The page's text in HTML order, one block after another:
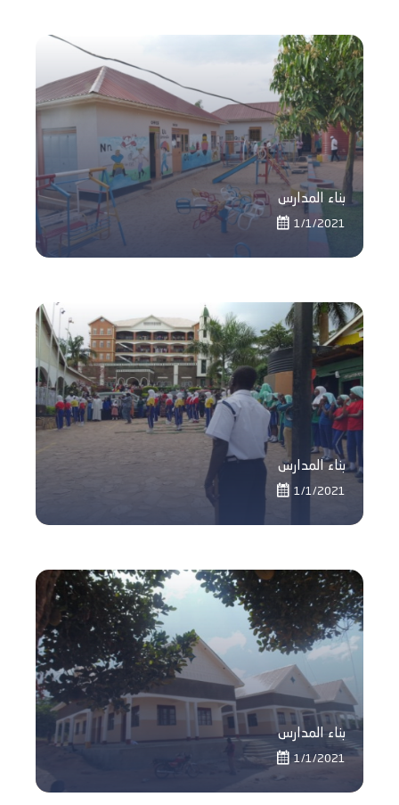
بناء المدارس
1/1/2021
بناء المدارس
1/1/2021
بناء المدارس
1/1/2021